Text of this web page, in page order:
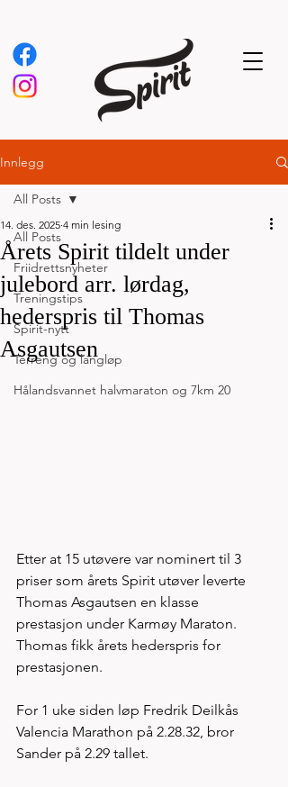
Innlegg
All Posts
Friidrettsnyheter
Treningstips
Spirit-nytt
Terreng og langløp
Hålandsvannet halvmaraton og 7km 20
All Posts
Årets Spirit tildelt under
julebord arr. lørdag,
hederspris til Thomas
Asgautsen
14. des. 2025 4 min lesing
Etter at 15 utøvere var nominert til 3
priser som årets Spirit utøver leverte
Thomas Asgautsen en klasse
prestasjon under Karmøy Maraton.
Thomas fikk årets hederspris for
prestasjonen.
For 1 uke siden løp Fredrik Deilkås
Valencia Marathon på 2.28.32, bror
Sander på 2.29 tallet.